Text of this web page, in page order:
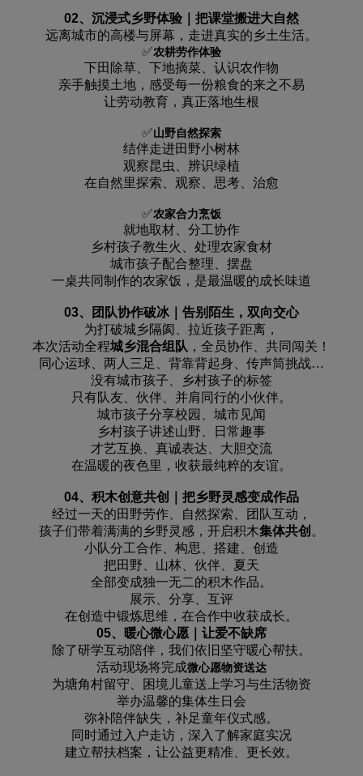
02、沉浸式乡野体验｜把课堂搬进大自然
远离城市的高楼与屏幕，走进真实的乡土生活。
✅农耕劳作体验
下田除草、下地摘菜、认识农作物
亲手触摸土地，感受每一份粮食的来之不易
让劳动教育，真正落地生根
✅山野自然探索
结伴走进田野小树林
观察昆虫、辨识绿植
在自然里探索、观察、思考、治愈
✅农家合力烹饭
就地取材、分工协作
乡村孩子教生火、处理农家食材
城市孩子配合整理、摆盘
一桌共同制作的农家饭，是最温暖的成长味道
03、团队协作破冰｜告别陌生，双向交心
为打破城乡隔阂、拉近孩子距离，
本次活动全程城乡混合组队 ，全员协作、共同闯关！
同心运球、两人三足、背靠背起身、传声筒挑战…
没有城市孩子、乡村孩子的标签
只有队友、伙伴、并肩同行的小伙伴。
城市孩子分享校园、城市见闻
乡村孩子讲述山野、日常趣事
才艺互换、真诚表达、大胆交流
在温暖的夜色里，收获最纯粹的友谊。
04、积木创意共创｜把乡野灵感变成作品
经过一天的田野劳作、自然探索、团队互动，
孩子们带着满满的乡野灵感，开启积木集体共创 。
小队分工合作、构思、搭建、创造
把田野、山林、伙伴、夏天
全部变成独一无二的积木作品。
展示、分享、互评
在创造中锻炼思维，在合作中收获成长。
05、暖心微心愿｜让爱不缺席
除了研学互动陪伴，我们依旧坚守暖心帮扶。
活动现场将完成微心愿物资送达
为塘角村留守、困境儿童送上学习与生活物资
举办温馨的集体生日会
弥补陪伴缺失，补足童年仪式感。
同时通过入户走访，深入了解家庭实况
建立帮扶档案，让公益更精准、更长效。